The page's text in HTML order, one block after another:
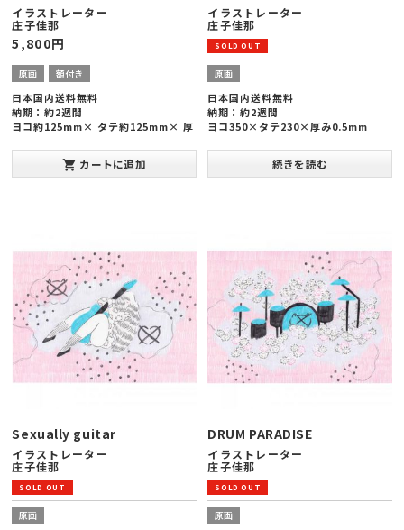
SOLD OUT
イラストレーター
庄子佳那
5,800円
原画 額付き
日本国内送料無料
納期：約2週間
ヨコ約125mm× タテ約125mm× 厚
shopping_cart カートに追加
イラストレーター
庄子佳那
原画
日本国内送料無料
納期：約2週間
ヨコ350×タテ230×厚み0.5mm
続きを読む
Sexually guitar
イラストレーター
庄子佳那
原画
DRUM PARADISE
イラストレーター
庄子佳那
原画